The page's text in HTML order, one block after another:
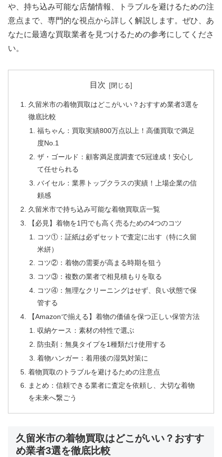
や、持ち込み可能な店舗情報、トラブルを避けるための注
意点まで、専門的な視点から詳しく解説します。ぜひ、あ
なたに最適な買取業者を見つけるための参考にしてくださ
い。
目次
久留米市の着物買取はどこがいい？おすすめ業者3選を
徹底比較
福ちゃん：買取実績800万点以上！高価買取で満足
度No.1
ザ・ゴールド：顧客満足度調査で5冠達成！安心し
て任せられる
バイセル：業界トップクラスの実績！上場企業の信
頼感
久留米市で持ち込み可能な着物買取店一覧
【必見】着物を1円でも高く売るための4つのコツ
コツ①：証紙は必ずセットで査定に出す（特に久留
米絣）
コツ②：着物の需要が高まる時期を狙う
コツ③：複数の業者で相見積もりを取る
コツ④：無理なクリーニングはせず、良い状態で保
管する
【Amazonで揃える】着物の価値を保つ正しい保管方法
収納ケース：素材の特性で選ぶ
防虫剤：無臭タイプを1種類だけ使用する
着物ハンガー：着用後の湿気対策に
着物買取のトラブルを避けるための注意点
まとめ：信頼できる業者に査定を依頼し、大切な着物
を未来へ繋ごう
久留米市の着物買取はどこがいい？おすす
め業者3選を徹底比較